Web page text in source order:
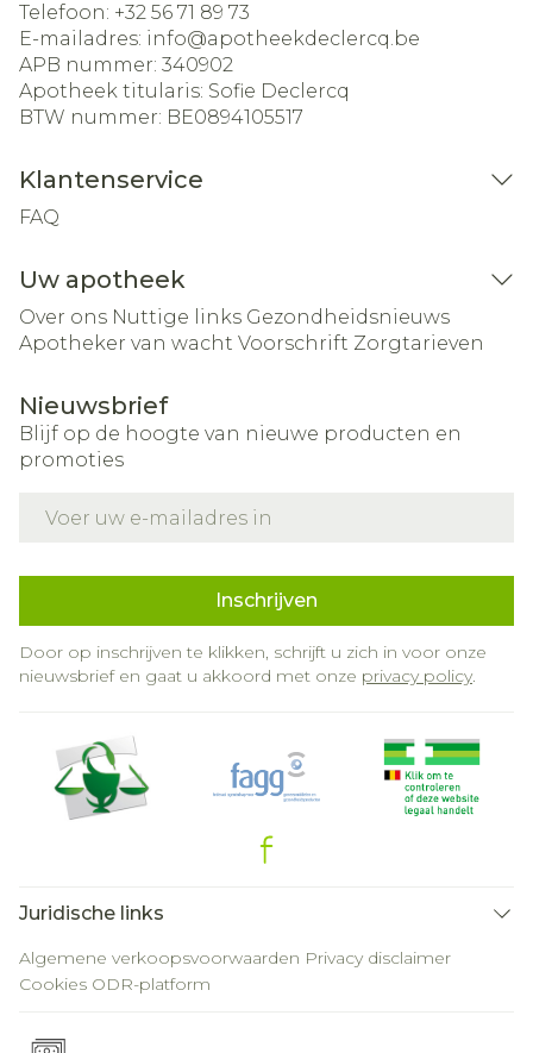
Telefoon: +32 56 71 89 73
E-mailadres: info@apotheekdeclercq.be
APB nummer: 340902
Apotheek titularis: Sofie Declercq
BTW nummer: BE0894105517
Klantenservice
FAQ
Uw apotheek
Over ons Nuttige links Gezondheidsnieuws
Apotheker van wacht Voorschrift Zorgtarieven
Nieuwsbrief
Blijf op de hoogte van nieuwe producten en
promoties
Inschrijven
Door op inschrijven te klikken, schrijft u zich in voor onze
nieuwsbrief en gaat u akkoord met onze privacy policy.
Juridische links
Algemene verkoopsvoorwaarden Privacy disclaimer
Cookies ODR-platform